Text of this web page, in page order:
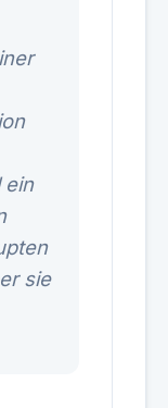
ein
sie